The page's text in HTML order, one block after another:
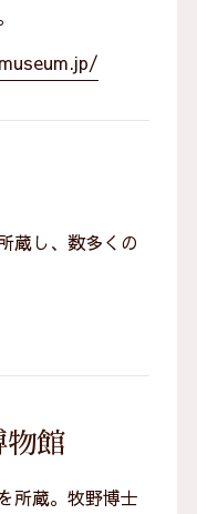
蔵し、数多くの
物館
所蔵。牧野博士